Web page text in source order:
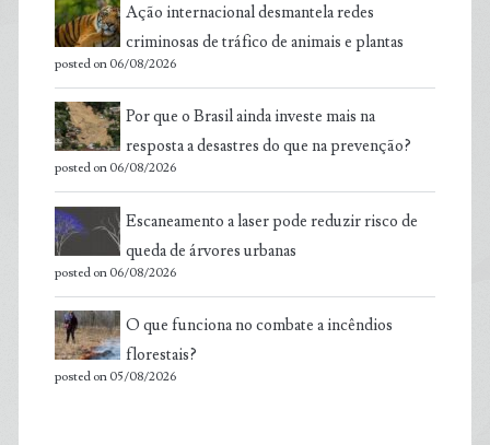
Ação internacional desmantela redes
criminosas de tráfico de animais e plantas
posted on 06/08/2026
Por que o Brasil ainda investe mais na
resposta a desastres do que na prevenção?
posted on 06/08/2026
Escaneamento a laser pode reduzir risco de
queda de árvores urbanas
posted on 06/08/2026
O que funciona no combate a incêndios
florestais?
posted on 05/08/2026